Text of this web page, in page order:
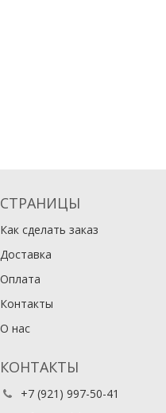
СТРАНИЦЫ
Как сделать заказ
Доставка
Оплата
Контакты
О нас
КОНТАКТЫ
+7 (921) 997-50-41